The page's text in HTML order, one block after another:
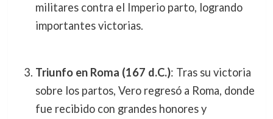
militares contra el Imperio parto, logrando
importantes victorias.
Triunfo en Roma (167 d.C.): Tras su victoria
sobre los partos, Vero regresó a Roma, donde
fue recibido con grandes honores y